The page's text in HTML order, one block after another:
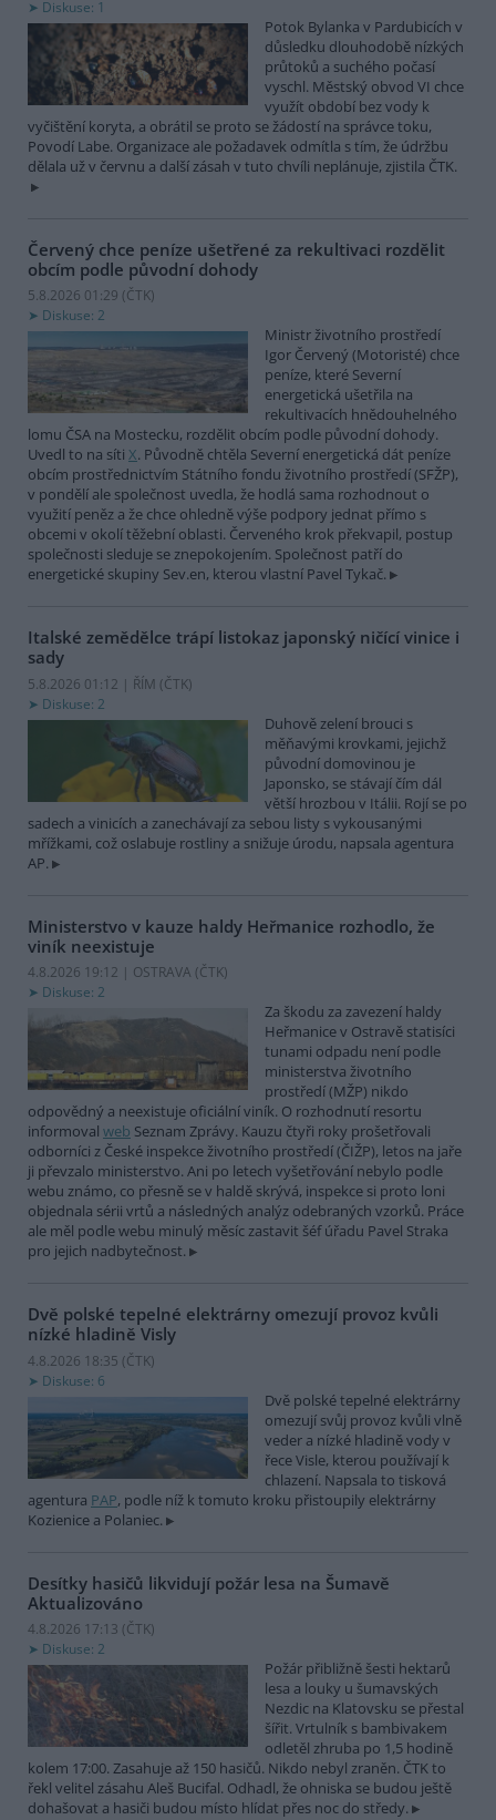
Diskuse: 1
Potok Bylanka v Pardubicích v
důsledku dlouhodobě nízkých
průtoků a suchého počasí
vyschl. Městský obvod VI chce
využít období bez vody k
vyčištění koryta, a obrátil se proto se žádostí na správce toku,
Povodí Labe. Organizace ale požadavek odmítla s tím, že údržbu
dělala už v červnu a další zásah v tuto chvíli neplánuje, zjistila ČTK.
Červený chce peníze ušetřené za rekultivaci rozdělit
obcím podle původní dohody
5.8.2026 01:29 (ČTK)
Diskuse: 2
Ministr životního prostředí
Igor Červený (Motoristé) chce
peníze, které Severní
energetická ušetřila na
rekultivacích hnědouhelného
lomu ČSA na Mostecku, rozdělit obcím podle původní dohody.
Uvedl to na síti X. Původně chtěla Severní energetická dát peníze
obcím prostřednictvím Státního fondu životního prostředí (SFŽP),
v pondělí ale společnost uvedla, že hodlá sama rozhodnout o
využití peněz a že chce ohledně výše podpory jednat přímo s
obcemi v okolí těžební oblasti. Červeného krok překvapil, postup
společnosti sleduje se znepokojením. Společnost patří do
energetické skupiny Sev.en, kterou vlastní Pavel Tykač.
Italské zemědělce trápí listokaz japonský ničící vinice i
sady
5.8.2026 01:12 | ŘÍM (ČTK)
Diskuse: 2
Duhově zelení brouci s
měňavými krovkami, jejichž
původní domovinou je
Japonsko, se stávají čím dál
větší hrozbou v Itálii. Rojí se po
sadech a vinicích a zanechávají za sebou listy s vykousanými
mřížkami, což oslabuje rostliny a snižuje úrodu, napsala agentura
AP.
Ministerstvo v kauze haldy Heřmanice rozhodlo, že
viník neexistuje
4.8.2026 19:12 | OSTRAVA (ČTK)
Diskuse: 2
Za škodu za zavezení haldy
Heřmanice v Ostravě statisíci
tunami odpadu není podle
ministerstva životního
prostředí (MŽP) nikdo
odpovědný a neexistuje oficiální viník. O rozhodnutí resortu
informoval web Seznam Zprávy. Kauzu čtyři roky prošetřovali
odborníci z České inspekce životního prostředí (ČIŽP), letos na jaře
ji převzalo ministerstvo. Ani po letech vyšetřování nebylo podle
webu známo, co přesně se v haldě skrývá, inspekce si proto loni
objednala sérii vrtů a následných analýz odebraných vzorků. Práce
ale měl podle webu minulý měsíc zastavit šéf úřadu Pavel Straka
pro jejich nadbytečnost.
Dvě polské tepelné elektrárny omezují provoz kvůli
nízké hladině Visly
4.8.2026 18:35 (ČTK)
Diskuse: 6
Dvě polské tepelné elektrárny
omezují svůj provoz kvůli vlně
veder a nízké hladině vody v
řece Visle, kterou používají k
chlazení. Napsala to tisková
agentura PAP, podle níž k tomuto kroku přistoupily elektrárny
Kozienice a Polaniec.
Desítky hasičů likvidují požár lesa na Šumavě
Aktualizováno
4.8.2026 17:13 (ČTK)
Diskuse: 2
Požár přibližně šesti hektarů
lesa a louky u šumavských
Nezdic na Klatovsku se přestal
šířit. Vrtulník s bambivakem
odletěl zhruba po 1,5 hodině
kolem 17:00. Zasahuje až 150 hasičů. Nikdo nebyl zraněn. ČTK to
řekl velitel zásahu Aleš Bucifal. Odhadl, že ohniska se budou ještě
dohašovat a hasiči budou místo hlídat přes noc do středy.